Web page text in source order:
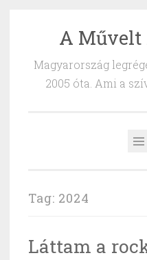
content
A
Magyarország
2005 óta. Ami a
Tag: 2024
Láttam a